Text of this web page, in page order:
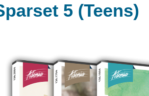
5 (Teens)